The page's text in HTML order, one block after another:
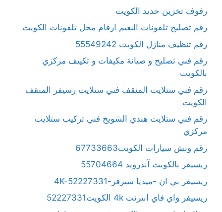
رفوف تخزين حديد الكويت
رقم تصليح تلفونات النعيم ارقام محل تلفونات الكويت
رقم تنظيف منازل الكويت 55549242
رقم فني تصليح و صيانة مكيفات و تكييف مركزي
بالكويت
رقم فني ستلايت المنقف فني ستلايت رسيفر المنقف
الكويت
رقم فني ستلايت هندي الشويخ فني تركيب ستلايت
مركزي
رقم ونش سيارات الكويت67733663
ريسيفر بالكويت آندرويد 55704664
ريسيفر بي ان -ميديا سيرفر-4K-52227331
ريسيفر واي فاي انترنت 4k الكويت52227331